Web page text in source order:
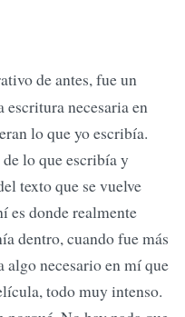
de antes, fue un
necesaria en
lo que yo escribía.
lo que escribía y
texto que se vuelve
es donde realmente
dentro, cuando fue más
algo necesario en mí que
todo muy intenso.